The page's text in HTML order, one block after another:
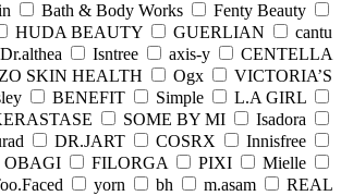
Bath & Body Works
Fenty Beauty
HUDA BEAUTY GUERLIAN
cantu
Dr.althea Isntree axis-y
CENTELLA
ZO SKIN HEALTH Ogx
VICTORIA’S
BENEFIT Simple
L.A GIRL
SOME BY MI
Isadora
DR.JART COSRX
Innisfree
OBAGI FILORGA PIXI
Mielle
yorn bh m.asam
REAL